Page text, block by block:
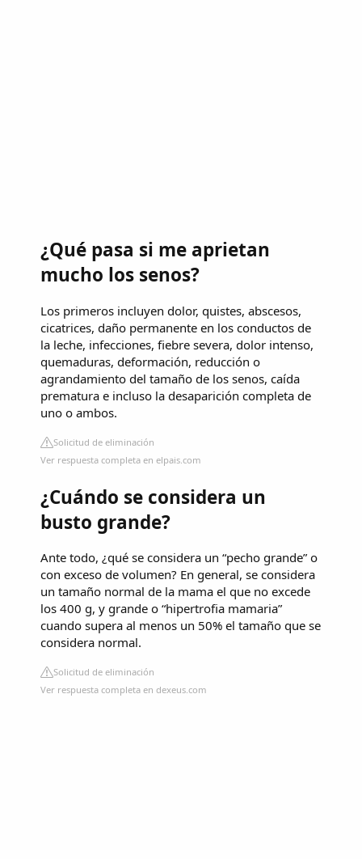
¿Qué pasa si me aprietan
mucho los senos?
Los primeros incluyen dolor, quistes, abscesos,
cicatrices, daño permanente en los conductos de
la leche, infecciones, fiebre severa, dolor intenso,
quemaduras, deformación, reducción o
agrandamiento del tamaño de los senos, caída
prematura e incluso la desaparición completa de
uno o ambos.
Solicitud de eliminación
Ver respuesta completa en elpais.com
¿Cuándo se considera un
busto grande?
Ante todo, ¿qué se considera un “pecho grande” o
con exceso de volumen? En general, se considera
un tamaño normal de la mama el que no excede
los 400 g, y grande o “hipertrofia mamaria”
cuando supera al menos un 50% el tamaño que se
considera normal.
Solicitud de eliminación
Ver respuesta completa en dexeus.com